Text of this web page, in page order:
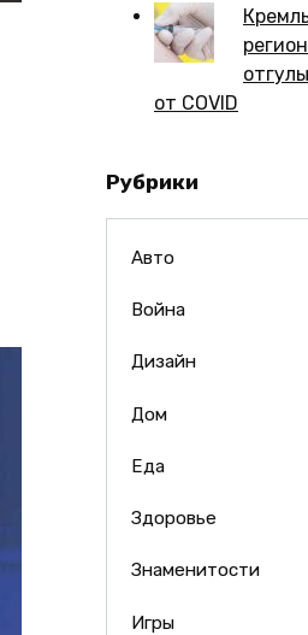
от COVID
Рубрики
Авто
Война
Дизайн
Дом
Еда
Здоровье
Знаменитости
Игры